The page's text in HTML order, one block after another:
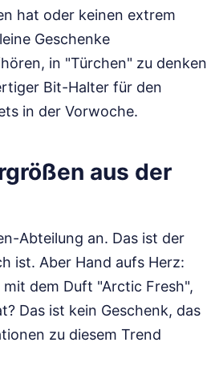
hat oder keinen extrem
Geschenke
in "Türchen" zu denken
Bit-Halter für den
in der Vorwoche.
aus der
Abteilung an. Das ist der
ist. Aber Hand aufs Herz:
dem Duft "Arctic Fresh",
Das ist kein Geschenk, das
zu diesem Trend